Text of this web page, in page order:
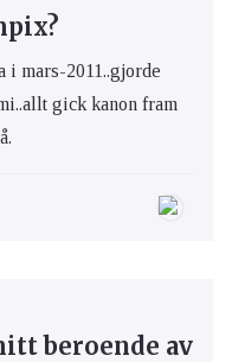
i mars-2011..gjorde
gick kanon fram
beroende av